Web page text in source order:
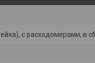
с расходомерами, в